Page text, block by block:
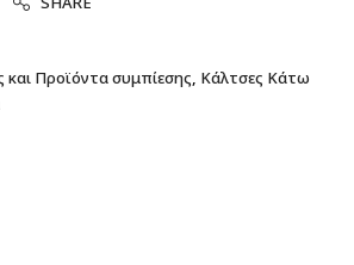
και Προϊόντα συμπίεσης Κάλτσες Κάτω